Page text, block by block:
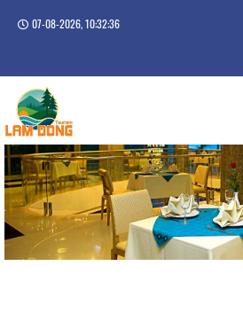
07-08-2026, 10:32:37